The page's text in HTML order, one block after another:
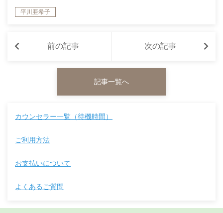
平川亜希子
前の記事 次の記事
記事一覧へ
カウンセラー一覧（待機時間）
ご利用方法
お支払いについて
よくあるご質問